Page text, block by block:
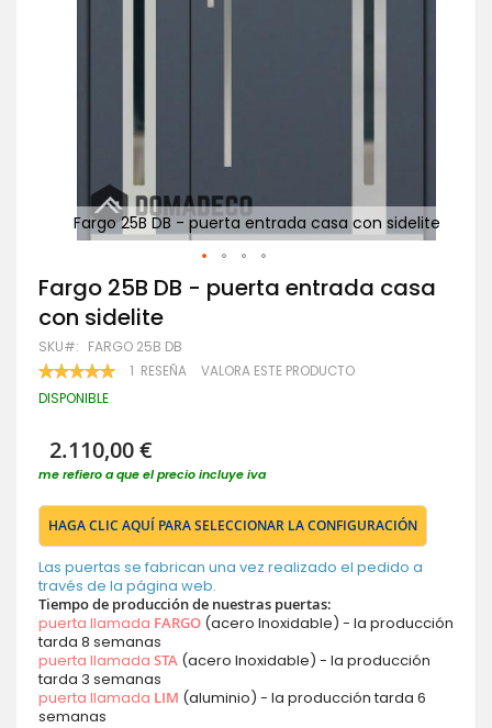
Fargo 25B DB - puerta entrada casa con sidelite
Saltar
al
comienzo
de
la
galería
de
Fargo 25B DB - puerta entrada casa
con sidelite
SKU FARGO 25B DB
VALORACIÓN:
100 100
1 RESEÑA VALORA ESTE PRODUCTO
DISPONIBLE
2.110,00 €
me refiero a que el precio incluye iva
HAGA CLIC AQUÍ PARA SELECCIONAR LA CONFIGURACIÓN
Las puertas se fabrican una vez realizado el pedido a
través de la página web.
Tiempo de producción de nuestras puertas:
puerta llamada FARGO (acero Inoxidable) - la producción
tarda 8 semanas
puerta llamada STA (acero Inoxidable) - la producción
tarda 3 semanas
puerta llamada LIM (aluminio) - la producción tarda 6
semanas